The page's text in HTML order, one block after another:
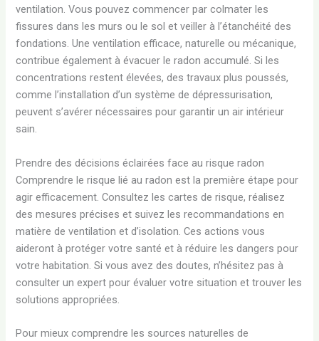
ventilation. Vous pouvez commencer par colmater les
fissures dans les murs ou le sol et veiller à l’étanchéité des
fondations. Une ventilation efficace, naturelle ou mécanique,
contribue également à évacuer le radon accumulé. Si les
concentrations restent élevées, des travaux plus poussés,
comme l’installation d’un système de dépressurisation,
peuvent s’avérer nécessaires pour garantir un air intérieur
sain.
Prendre des décisions éclairées face au risque radon
Comprendre le risque lié au radon est la première étape pour
agir efficacement. Consultez les cartes de risque, réalisez
des mesures précises et suivez les recommandations en
matière de ventilation et d’isolation. Ces actions vous
aideront à protéger votre santé et à réduire les dangers pour
votre habitation. Si vous avez des doutes, n’hésitez pas à
consulter un expert pour évaluer votre situation et trouver les
solutions appropriées.
Pour mieux comprendre les sources naturelles de